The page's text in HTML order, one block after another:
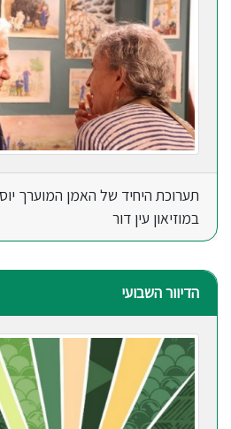
תערוכת היחיד של האמן המוערך
במוזיאון עין דור
הדיוור השבועי